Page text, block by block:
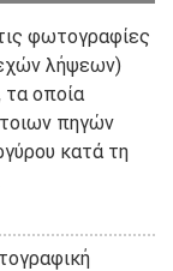
φωτογραφίες
λήψεων)
τα οποία
πηγών
κατά τη